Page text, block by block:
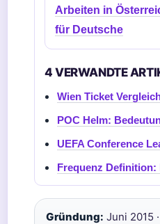
Arbeiten in
für Deutsche
4 VERWANDTE
Wien Ticket
POC Helm:
UEFA Conference
Frequenz
Gründung: Juni 2015 ·